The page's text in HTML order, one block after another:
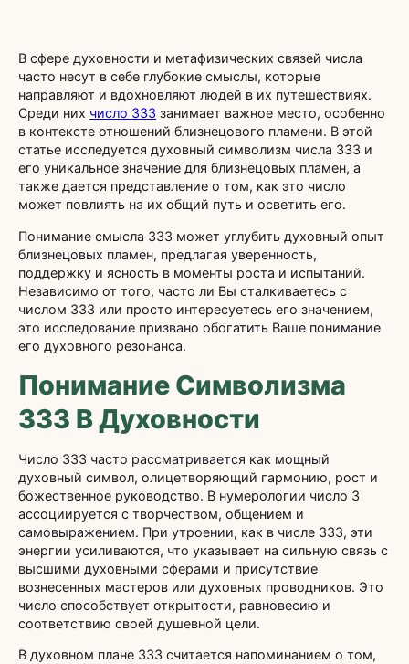
В сфере духовности и метафизических связей числа
часто несут в себе глубокие смыслы, которые
направляют и вдохновляют людей в их путешествиях.
Среди них число 333 занимает важное место, особенно
в контексте отношений близнецового пламени. В этой
статье исследуется духовный символизм числа 333 и
его уникальное значение для близнецовых пламен, а
также дается представление о том, как это число
может повлиять на их общий путь и осветить его.
Понимание смысла 333 может углубить духовный опыт
близнецовых пламен, предлагая уверенность,
поддержку и ясность в моменты роста и испытаний.
Независимо от того, часто ли Вы сталкиваетесь с
числом 333 или просто интересуетесь его значением,
это исследование призвано обогатить Ваше понимание
его духовного резонанса.
Понимание Символизма
333 В Духовности
Число 333 часто рассматривается как мощный
духовный символ, олицетворяющий гармонию, рост и
божественное руководство. В нумерологии число 3
ассоциируется с творчеством, общением и
самовыражением. При утроении, как в числе 333, эти
энергии усиливаются, что указывает на сильную связь с
высшими духовными сферами и присутствие
вознесенных мастеров или духовных проводников. Это
число способствует открытости, равновесию и
соответствию своей душевной цели.
В духовном плане 333 считается напоминанием о том,